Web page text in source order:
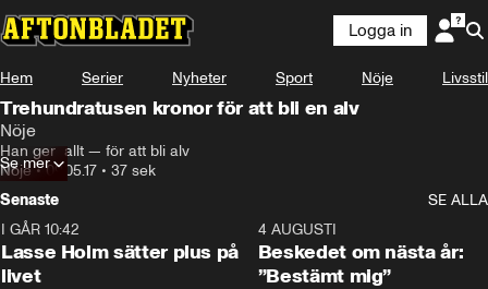
Logga in
Hem Serier Nyheter Sport Nöje Livsstil
Trehundratusen kronor för att bli en alv
Nöje
Han ger  allt — för att bli alv
Nöje•09.05.17 • 37 sek
Se mer
Senaste
SE ALLA
I GÅR 10:42
Lasse Holm sätter plus på
livet
4 AUGUSTI
Beskedet om nästa år:
”Bestämt mig”